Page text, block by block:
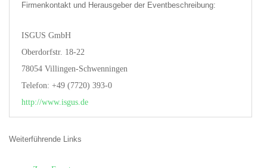
Firmenkontakt und Herausgeber der Eventbeschreibung:
ISGUS GmbH
Oberdorfstr. 18-22
78054 Villingen-Schwenningen
Telefon: +49 (7720) 393-0
http://www.isgus.de
Weiterführende Links